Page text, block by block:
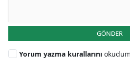
GÖNDER
Yorum yazma kurallarını